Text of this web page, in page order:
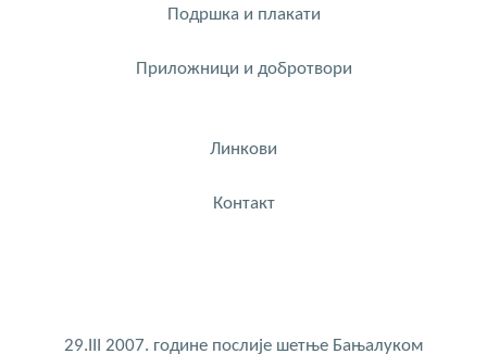
Подршка и плакати
Приложници и добротвори
Линкови
Контакт
29.III 2007. године послије шетње Бањалуком